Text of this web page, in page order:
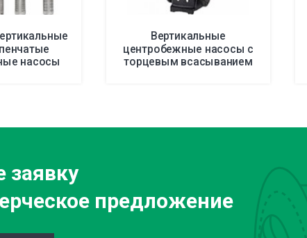
насосы
Вертикальные
центробежные насосы с
торцевым всасыванием
заявку
предложение